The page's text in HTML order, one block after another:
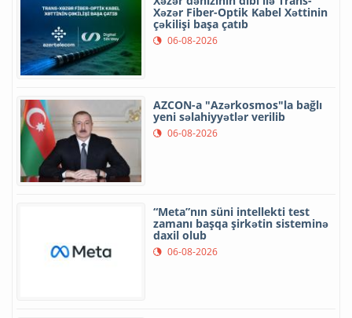
Xəzər Fiber-Optik Kabel Xəttinin
çəkilişi başa çatıb
06-08-2026
AZCON-a "Azərkosmos"la bağlı
yeni səlahiyyətlər verilib
06-08-2026
“Meta”nın süni intellekti test
zamanı başqa şirkətin sisteminə
daxil olub
06-08-2026